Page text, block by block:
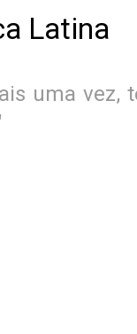
Latina
uma vez,